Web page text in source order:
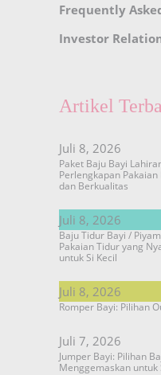
Frequently
Investor
Artikel
Juli 8, 2026
Paket Baju Bayi
Perlengkapan
dan Berkualitas
Juli 8, 2026
Baju Tidur Bayi /
Pakaian Tidur yang
untuk Si Kecil
Juli 8, 2026
Romper Bayi: Pilihan
Juli 7, 2026
Jumper Bayi: Pilihan
Menggemaskan untuk